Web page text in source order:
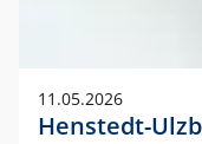
11.05.2026
Henstedt-